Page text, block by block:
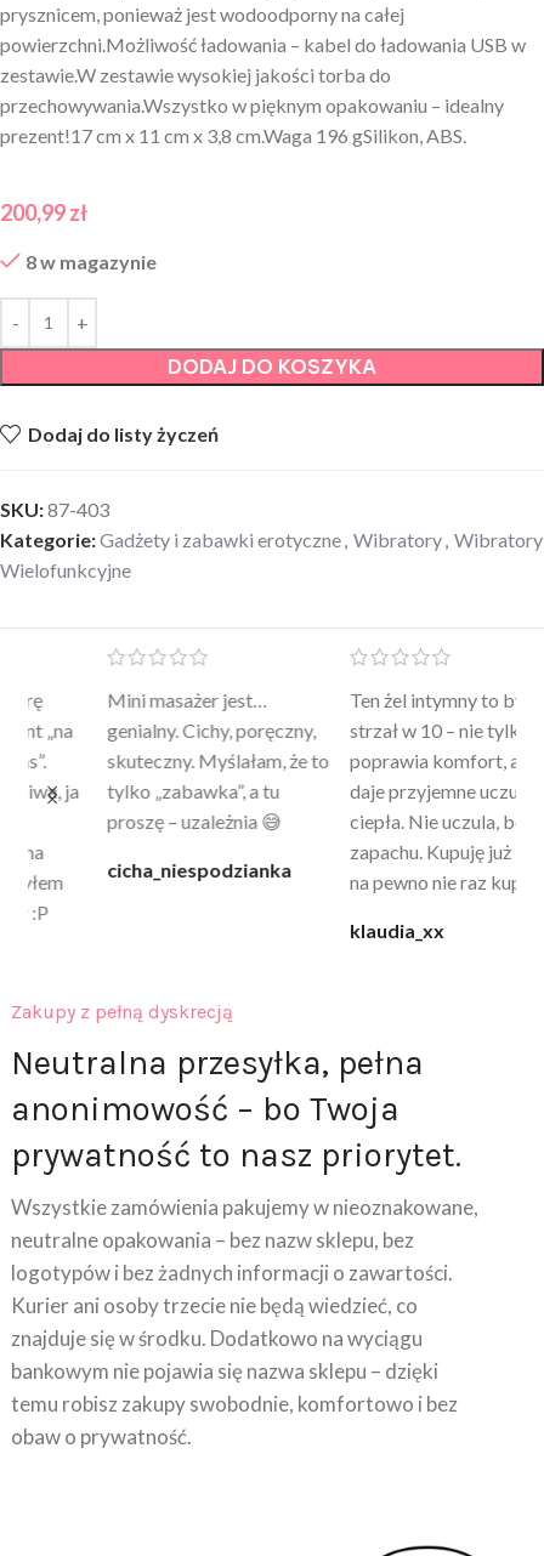
prysznicem, ponieważ jest wodoodporny na całej
powierzchni.Możliwość ładowania – kabel do ładowania USB w
zestawie.W zestawie wysokiej jakości torba do
przechowywania.Wszystko w pięknym opakowaniu – idealny
prezent!17 cm x 11 cm x 3,8 cm.Waga 196 gSilikon, ABS.
200,99zł
8 w magazynie
DODAJ DO KOSZYKA
Dodaj do listy życzeń
SKU:87-403
Kategorie:Gadżety i zabawki erotyczne, Wibratory, Wibratory
Wielofunkcyjne
Mini masażer jest…
genialny. Cichy, poręczny,
skuteczny. Myślałam, że to
tylko „zabawka”, a tu
proszę – uzależnia 😅
cicha_niespodzianka
Ten żel intymny to był
strzał w 10 – nie tylko
poprawia komfort, ale też
daje przyjemne uczucie
ciepła. Nie uczula, bez
zapachu. Kupuję już 3 raz i
na pewno nie raz kupie
klaudia_xx
Zakupy z pełną dyskrecją
Neutralna przesyłka, pełna
anonimowość – bo Twoja
prywatność to nasz priorytet.
Wszystkie zamówienia pakujemy w nieoznakowane,
neutralne opakowania – bez nazw sklepu, bez
logotypów i bez żadnych informacji o zawartości.
Kurier ani osoby trzecie nie będą wiedzieć, co
znajduje się w środku. Dodatkowo na wyciągu
bankowym nie pojawia się nazwa sklepu – dzięki
temu robisz zakupy swobodnie, komfortowo i bez
obaw o prywatność.